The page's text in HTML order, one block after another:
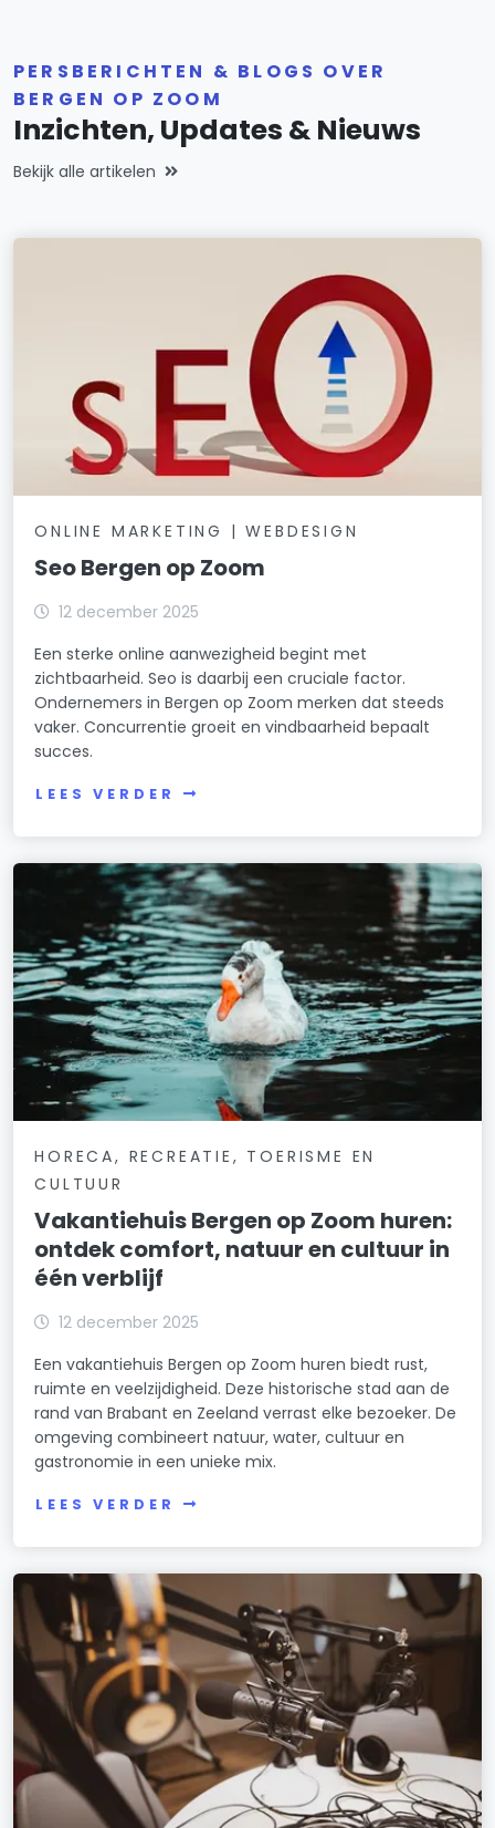
PERSBERICHTEN & BLOGS OVER
BERGEN OP ZOOM
Inzichten, Updates & Nieuws
Bekijk alle artikelen
ONLINE MARKETING | WEBDESIGN
Seo Bergen op Zoom
12 december 2025
Een sterke online aanwezigheid begint met
zichtbaarheid. Seo is daarbij een cruciale factor.
Ondernemers in Bergen op Zoom merken dat steeds
vaker. Concurrentie groeit en vindbaarheid bepaalt
succes.
LEES VERDER
HORECA, RECREATIE, TOERISME EN
CULTUUR
Vakantiehuis Bergen op Zoom huren:
ontdek comfort, natuur en cultuur in
één verblijf
12 december 2025
Een vakantiehuis Bergen op Zoom huren biedt rust,
ruimte en veelzijdigheid. Deze historische stad aan de
rand van Brabant en Zeeland verrast elke bezoeker. De
omgeving combineert natuur, water, cultuur en
gastronomie in een unieke mix.
LEES VERDER